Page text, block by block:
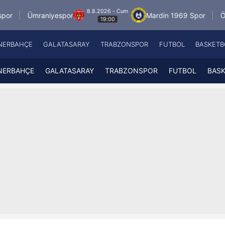
8.8.2026 - Cum
19:00
Mardin 1969 Spor Özbelsan
Fenerbahçe
Galatasaray
A
GALATASARAY TRABZONSPOR FUTBOL
GALATASARAY TRABZONSPOR FUTBOL